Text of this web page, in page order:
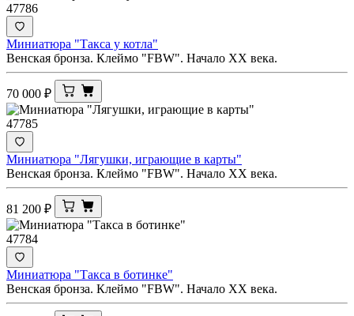
47786
Миниатюра "Такса у котла"
Венская бронза. Клеймо "FBW". Начало ХХ века.
70 000 ₽
47785
Миниатюра "Лягушки, играющие в карты"
Венская бронза. Клеймо "FBW". Начало ХХ века.
81 200 ₽
47784
Миниатюра "Такса в ботинке"
Венская бронза. Клеймо "FBW". Начало ХХ века.